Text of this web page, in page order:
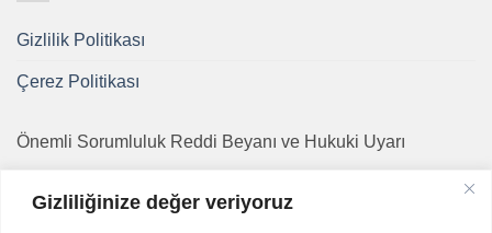
Gizliliğinize değer veriyoruz
Gizlilik Politikası
Çerez Politikası
Önemli Sorumluluk Reddi Beyanı ve Hukuki Uyarı
Bu internet sitesinde sunulan bilgiler, bir hekimin bireysel
tıbbi tanı veya tedavi amaçlı danışmanlığının yerine